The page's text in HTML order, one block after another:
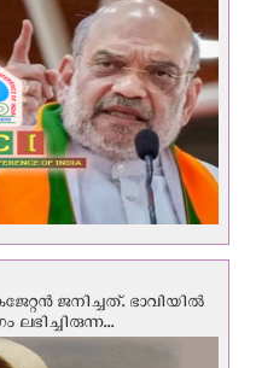
ജനിച്ചത്. ഭാവിയില്‍